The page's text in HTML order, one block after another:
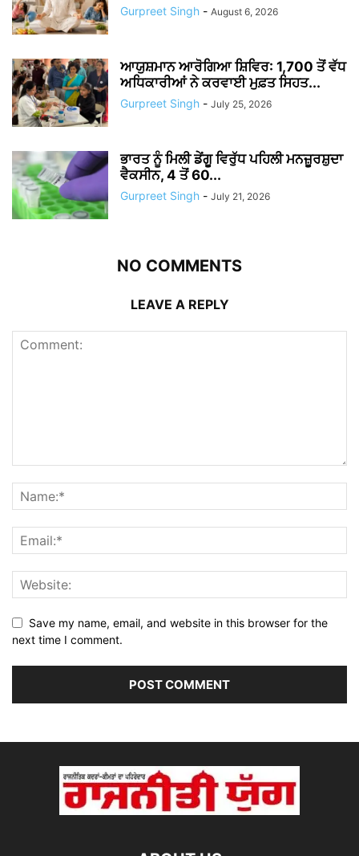
Gurpreet Singh - August 6, 2026
ਆਯੁਸ਼ਮਾਨ ਆਰੋਗਿਆ ਸ਼ਿਵਿਰ: 1,700 ਤੋਂ ਵੱਧ
ਅਧਿਕਾਰੀਆਂ ਨੇ ਕਰਵਾਈ ਮੁਫ਼ਤ ਸਿਹਤ...
Gurpreet Singh - July 25, 2026
ਭਾਰਤ ਨੂੰ ਮਿਲੀ ਡੇਂਗੂ ਵਿਰੁੱਧ ਪਹਿਲੀ ਮਨਜ਼ੂਰਸ਼ੁਦਾ
ਵੈਕਸੀਨ, 4 ਤੋਂ 60...
Gurpreet Singh - July 21, 2026
NO COMMENTS
LEAVE A REPLY
Save my name, email, and website in this browser for the
next time I comment.